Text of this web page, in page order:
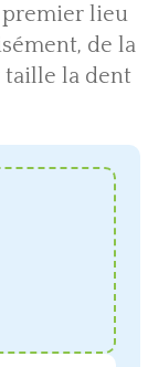
premier lieu
de la
la dent